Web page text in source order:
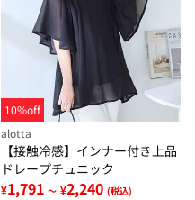
10%off
alotta
【接触冷感】インナー付き上品
ドレープチュニック
¥1,791 ～ ¥2,240 (税込)